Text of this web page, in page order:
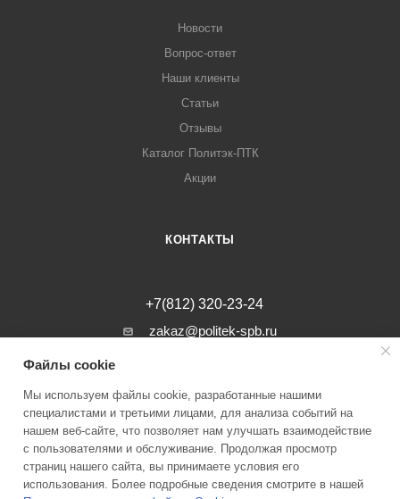
Новости
Вопрос-ответ
Наши клиенты
Статьи
Отзывы
Каталог Политэк-ПТК
Акции
КОНТАКТЫ
+7(812) 320-23-24
zakaz@politek-spb.ru
г. Санкт-Петербург, Минеральная ул, д.
2026 © Инженерные системы Политэк СПБ Все права защищены
Файлы cookie
Мы используем файлы cookie, разработанные нашими
специалистами и третьими лицами, для анализа событий на
нашем веб-сайте, что позволяет нам улучшать взаимодействие
с пользователями и обслуживание. Продолжая просмотр
страниц нашего сайта, вы принимаете условия его
использования. Более подробные сведения смотрите в нашей